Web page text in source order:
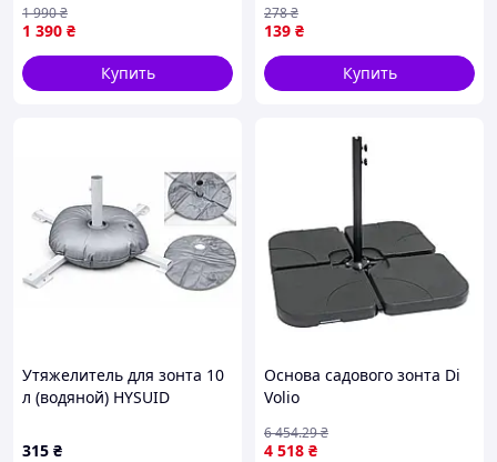
трость и сложных зонтов,
60×20×20 см
1 390 ₴
1 990₴
Купить
фиксации на песке
139 ₴
278₴
Купить
Утяжелитель для зонта 10
л (водяной) HYSUID
315 ₴
Основа садового зонта Di
Volio
4 518 ₴
6 454.29₴